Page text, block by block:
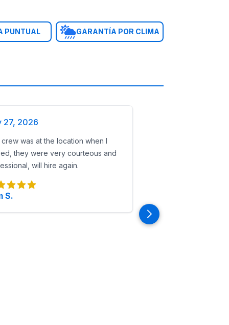
PUNTUAL GARANTÍA POR CLIMA
27, 2026
was at the location when I
they were very courteous and
will hire again.
S.